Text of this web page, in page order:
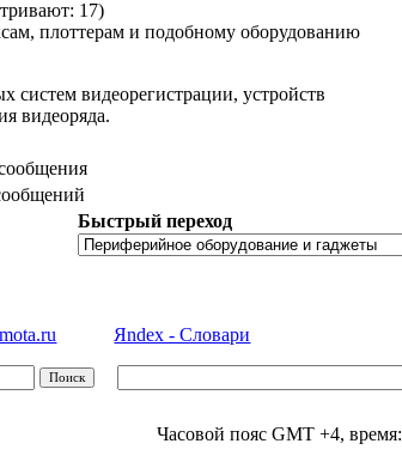
17)
плоттерам и подобному оборудованию
видеорегистрации, устройств
видеоряда.
Быстрый переход
Яndex - Словари
Часовой пояс GMT +4, время: